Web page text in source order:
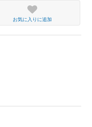
お気に入りに追加